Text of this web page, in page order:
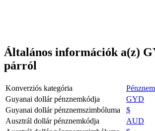
Általános információk a(z)
párról
Konverziós kategória
Pénznem
Guyanai dollár pénznemkódja
GYD
Guyanai dollár pénznemszimbóluma
$
Ausztrál dollár pénznemkódja
AUD